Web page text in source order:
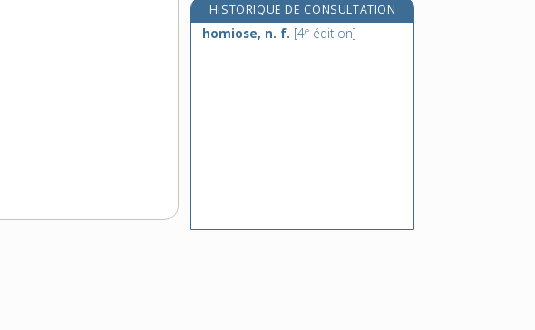
homme-loup, n. m.
HISTORIQUE DE CONSULTATION
homiose, n. f. [4e édition]